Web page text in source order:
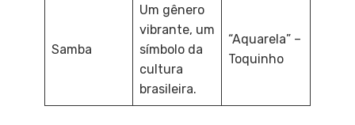
Samba
Um gênero
vibrante, um
símbolo da
cultura
brasileira.
“Aquarela” –
Toquinho